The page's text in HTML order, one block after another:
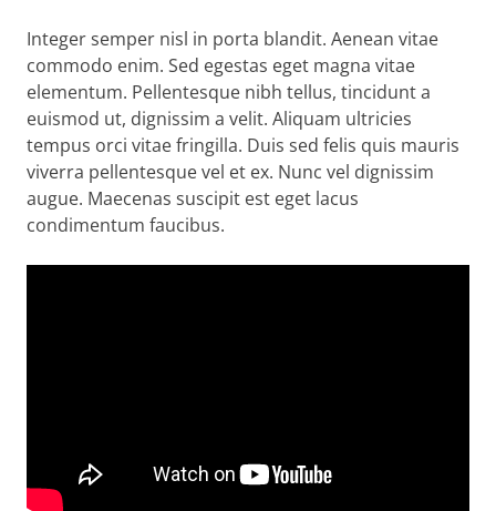
Integer semper nisl in porta blandit. Aenean vitae
commodo enim. Sed egestas eget magna vitae
elementum. Pellentesque nibh tellus, tincidunt a
euismod ut, dignissim a velit. Aliquam ultricies
tempus orci vitae fringilla. Duis sed felis quis mauris
viverra pellentesque vel et ex. Nunc vel dignissim
augue. Maecenas suscipit est eget lacus
condimentum faucibus.